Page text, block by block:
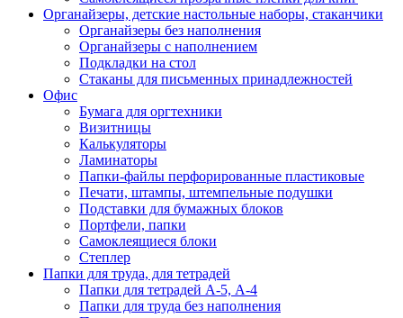
Органайзеры, детские настольные наборы, стаканчики
Органайзеры без наполнения
Органайзеры с наполнением
Подкладки на стол
Стаканы для письменных принадлежностей
Офис
Бумага для оргтехники
Визитницы
Калькуляторы
Ламинаторы
Папки-файлы перфорированные пластиковые
Печати, штампы, штемпельные подушки
Подставки для бумажных блоков
Портфели, папки
Самоклеящиеся блоки
Степлер
Папки для труда, для тетрадей
Папки для тетрадей А-5, А-4
Папки для труда без наполнения